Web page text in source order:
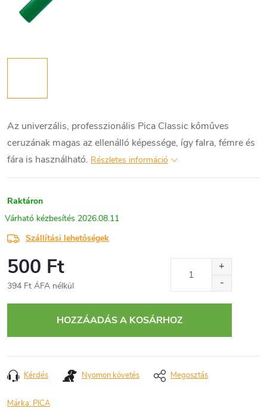
Az univerzális, professzionális Pica Classic kőműves
ceruzának magas az ellenálló képessége, így falra, fémre és
fára is használható. Részletes információ
Raktáron
2026.08.11
Szállítási lehetőségek
500 Ft
394 Ft ÁFA nélkül
HOZZÁADÁS A KOSÁRHOZ
Kérdés Nyomon követés Megosztás
Márka: PICA